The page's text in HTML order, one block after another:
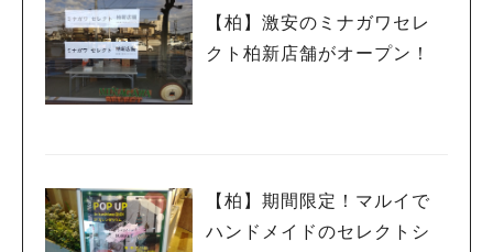
【柏】激安のミナガワセレ
クト柏新店舗がオープン！
【柏】期間限定！マルイで
ハンドメイドのセレクトシ